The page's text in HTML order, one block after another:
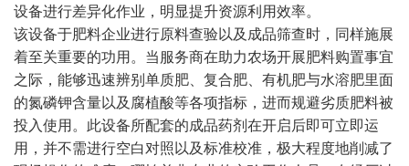
设备进行差异化作业，明显提升资源利用效率。
该设备于肥料企业进行原料查验以及成品筛查时，同样施展
着至关重要的功用。当服务商在助力农场开展肥料购置事宜
之际，能够迅速辨别单质肥、复合肥、有机肥与水溶肥里面
的氮磷钾含量以及腐植酸等各项指标，进而规避劣质肥料被
投入使用。此设备所配套的成品药剂在开启后即可立即运
用，并不需进行空白对照以及标准校准，极大程度地削减了